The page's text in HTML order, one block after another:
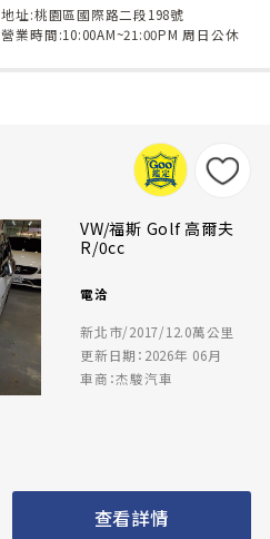
地址:桃園區國際路二段198號
營業時間:10:00AM~21:00PM 周日公休
VW/福斯 Golf 高爾夫
R/0cc
電洽
新北市/2017/12.0萬公里
更新日期：2026年 06月
車商：杰駿汽車
查看詳情